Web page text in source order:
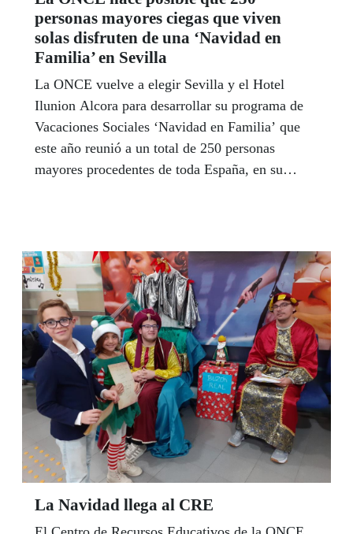
personas mayores ciegas que viven
solas disfruten de una ‘Navidad en
Familia’ en Sevilla
La ONCE vuelve a elegir Sevilla y el Hotel
Ilunion Alcora para desarrollar su programa de
Vacaciones Sociales ‘Navidad en Familia’ que
este año reunió a un total de 250 personas
mayores procedentes de toda España, en su
este lunes, día 22, y se prolongará hasta el
próximo 2 de enero.
La Navidad llega al CRE